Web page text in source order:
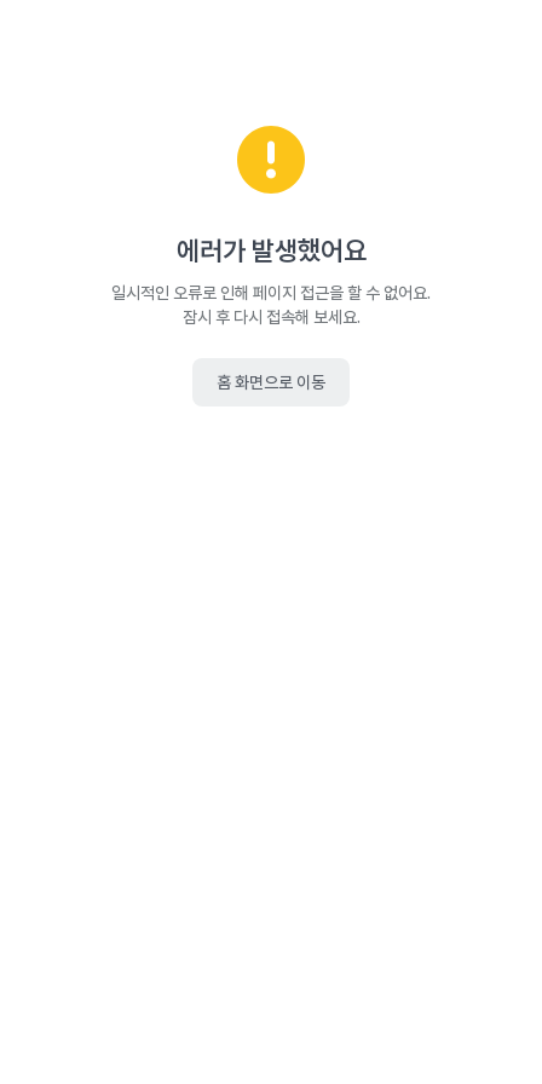
에러가 발생했어요
일시적인 오류로 인해 페이지 접근을 할 수 없어요.
잠시 후 다시 접속해 보세요.
홈 화면으로 이동